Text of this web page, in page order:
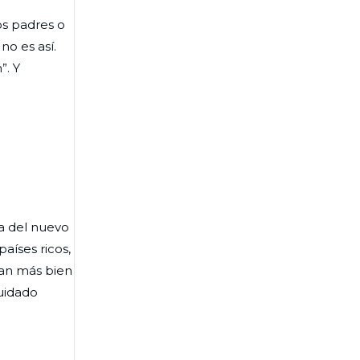
padres o
es así.
Y
del nuevo
ricos,
más bien